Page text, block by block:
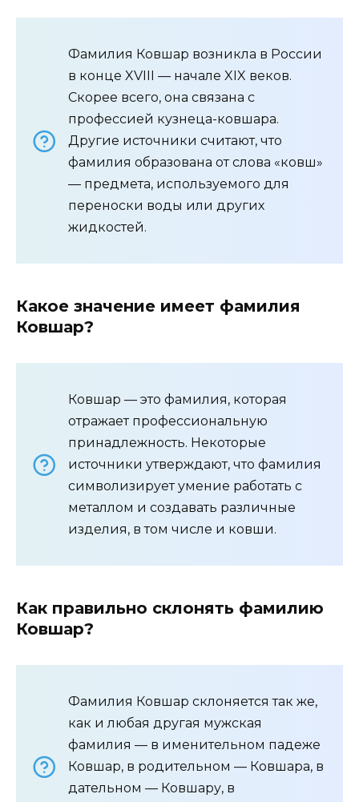
Фамилия Ковшар возникла в России
в конце XVIII — начале XIX веков.
Скорее всего, она связана с
профессией кузнеца-ковшара.
Другие источники считают, что
фамилия образована от слова «ковш»
— предмета, используемого для
переноски воды или других
жидкостей.
Какое значение имеет фамилия
Ковшар?
Ковшар — это фамилия, которая
отражает профессиональную
принадлежность. Некоторые
источники утверждают, что фамилия
символизирует умение работать с
металлом и создавать различные
изделия, в том числе и ковши.
Как правильно склонять фамилию
Ковшар?
Фамилия Ковшар склоняется так же,
как и любая другая мужская
фамилия — в именительном падеже
Ковшар, в родительном — Ковшара, в
дательном — Ковшару, в